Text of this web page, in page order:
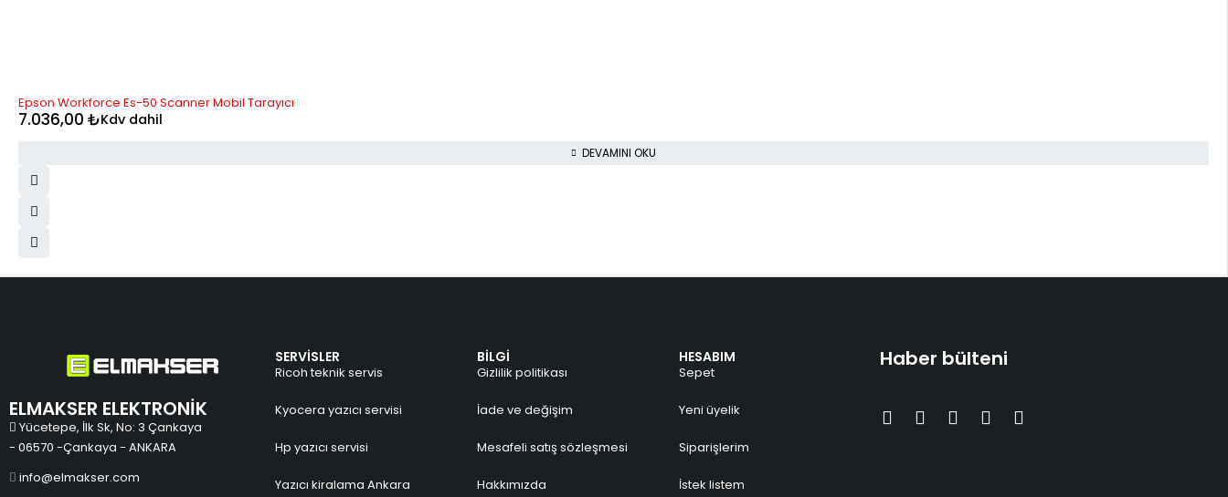
STOK YOK
Epson Workforce Es-50 Scanner Mobil Tarayıcı
7.036,00 ₺Kdv dahil
DEVAMINI OKU
ELMAKSER ELEKTRONİK
Yücetepe, İlk Sk, No: 3 Çankaya
- 06570 -Çankaya - ANKARA
info@elmakser.com
SERVİSLER
Ricoh teknik servis
Kyocera yazıcı servisi
Hp yazıcı servisi
Yazıcı kiralama Ankara
BİLGİ
Gizlilik politikası
İade ve değişim
Mesafeli satış sözleşmesi
Hakkımızda
HESABIM
Sepet
Yeni üyelik
Siparişlerim
İstek listem
Haber bülteni